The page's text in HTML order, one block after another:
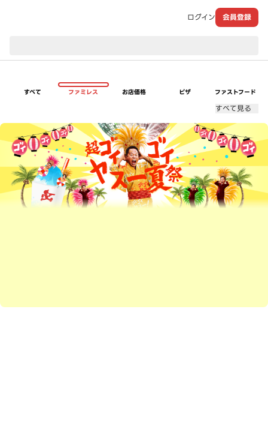
ログイン 会員登録
すべて ファミレス お店価格 ピザ ファストフード
すべて見る
超ゴイゴイヤスー夏祭